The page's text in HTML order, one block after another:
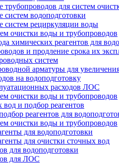
трубопроводов для систем
систем водоподготовки
систем рециркуляции воды
очистки воды и трубопроводов
химических реагентов для
и продление срока их
систем
арматуры для
на водоподготовку
расходов ЛОС
очистки воды и трубопроводов
и подбор реагентов
реагентов для
очистки воды и трубопроводов
для водоподготовки
для очистки сточных вод
для водоподготовки
для ЛОС